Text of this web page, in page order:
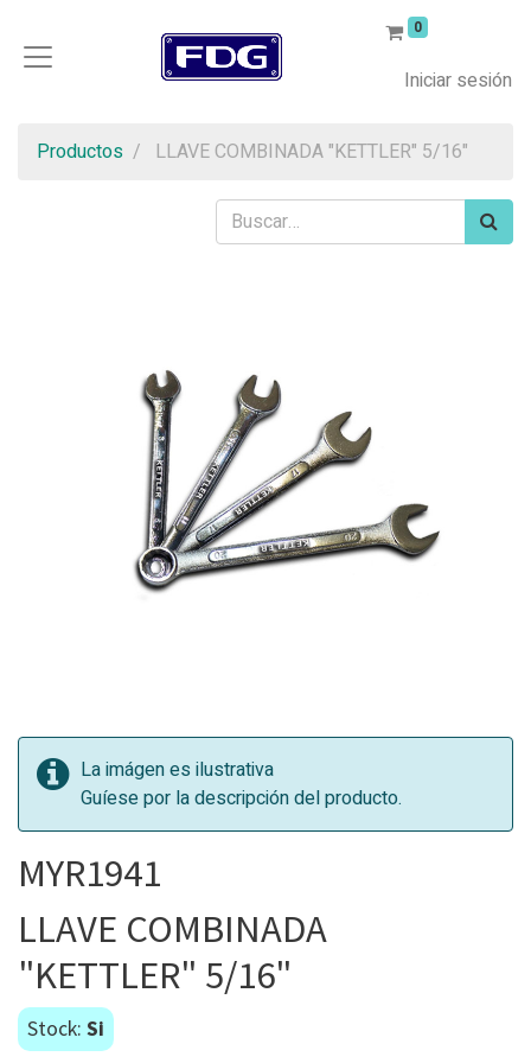
0
Iniciar sesión
Productos LLAVE COMBINADA "KETTLER" 5/16"
La imágen es ilustrativa
Guíese por la descripción del producto.
MYR1941
LLAVE COMBINADA
"KETTLER" 5/16"
Stock: Si